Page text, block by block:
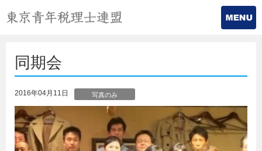
同期会
2016年04月11日 写真のみ